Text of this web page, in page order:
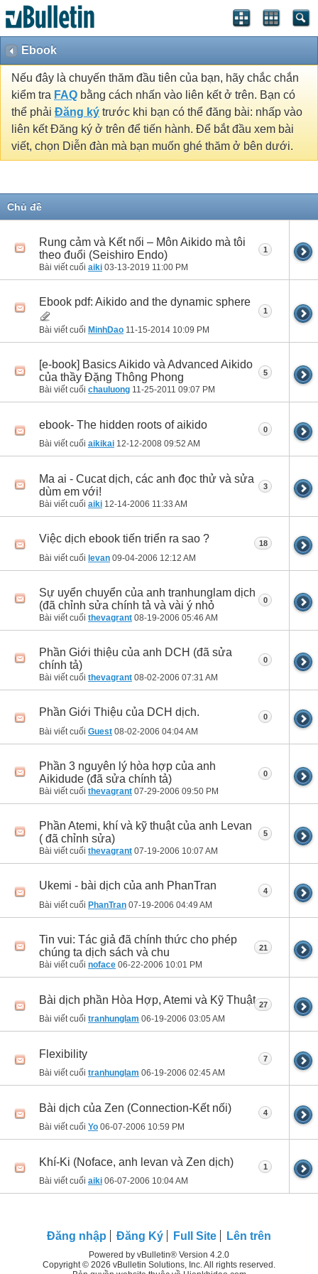
Ebook
Nếu đây là chuyến thăm đầu tiên của bạn, hãy chắc chắn
kiểm tra FAQ bằng cách nhấn vào liên kết ở trên. Bạn có
thể phải Đăng ký trước khi bạn có thể đăng bài: nhấp vào
liên kết Đăng ký ở trên để tiến hành. Để bắt đầu xem bài
viết, chọn Diễn đàn mà bạn muốn ghé thăm ở bên dưới.
Chủ đề
Rung cảm và Kết nối – Môn Aikido mà tôi
theo đuổi (Seishiro Endo)
Bài viết cuối aiki 03-13-2019 11:00 PM
1
Ebook pdf: Aikido and the dynamic sphere
Bài viết cuối MinhDao 11-15-2014 10:09 PM
1
[e-book] Basics Aikido và Advanced Aikido
của thầy Đặng Thông Phong
Bài viết cuối chauluong 11-25-2011 09:07 PM
5
ebook- The hidden roots of aikido
Bài viết cuối aikikai 12-12-2008 09:52 AM
0
Ma ai - Cucat dịch, các anh đọc thử và sửa
dùm em với!
Bài viết cuối aiki 12-14-2006 11:33 AM
3
Việc dịch ebook tiến triển ra sao ?
Bài viết cuối levan 09-04-2006 12:12 AM
18
Sự uyển chuyển của anh tranhunglam dịch
(đã chỉnh sửa chính tả và vài ý nhỏ
Bài viết cuối thevagrant 08-19-2006 05:46 AM
0
Phần Giới thiệu của anh DCH (đã sửa
chính tả)
Bài viết cuối thevagrant 08-02-2006 07:31 AM
0
Phần Giới Thiệu của DCH dịch.
Bài viết cuối Guest 08-02-2006 04:04 AM
0
Phần 3 nguyên lý hòa hợp của anh
Aikidude (đã sửa chính tả)
Bài viết cuối thevagrant 07-29-2006 09:50 PM
0
Phần Atemi, khí và kỹ thuật của anh Levan
( đã chỉnh sửa)
Bài viết cuối thevagrant 07-19-2006 10:07 AM
5
Ukemi - bài dịch của anh PhanTran
Bài viết cuối PhanTran 07-19-2006 04:49 AM
4
Tin vui: Tác giả đã chính thức cho phép
chúng ta dịch sách và chu
Bài viết cuối noface 06-22-2006 10:01 PM
21
Bài dịch phần Hòa Hợp, Atemi và Kỹ Thuật
Bài viết cuối tranhunglam 06-19-2006 03:05 AM
27
Flexibility
Bài viết cuối tranhunglam 06-19-2006 02:45 AM
7
Bài dịch của Zen (Connection-Kết nối)
Bài viết cuối Yo 06-07-2006 10:59 PM
4
Khí-Ki (Noface, anh levan và Zen dịch)
Bài viết cuối aiki 06-07-2006 10:04 AM
1
Đăng nhập Đăng Ký Full Site Lên trên
Powered by vBulletin® Version 4.2.0
Copyright © 2026 vBulletin Solutions, Inc. All rights reserved.